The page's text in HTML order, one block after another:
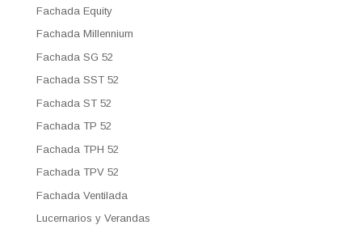
Fachada Equity
Fachada Millennium
Fachada SG 52
Fachada SST 52
Fachada ST 52
Fachada TP 52
Fachada TPH 52
Fachada TPV 52
Fachada Ventilada
Lucernarios y Verandas